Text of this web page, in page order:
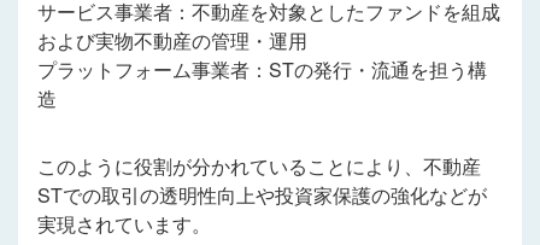
サービス事業者：不動産を対象としたファンドを組成
および実物不動産の管理・運用
プラットフォーム事業者：STの発行・流通を担う構
造
このように役割が分かれていることにより、不動産
STでの取引の透明性向上や投資家保護の強化などが
実現されています。